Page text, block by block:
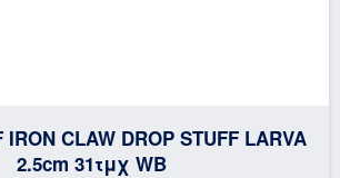
CLAW DROP STUFF LARVA
2.5cm 31τμχ WB